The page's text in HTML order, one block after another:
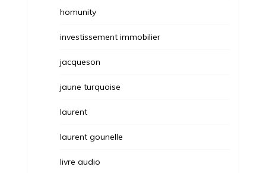
homunity
investissement immobilier
jacqueson
jaune turquoise
laurent
laurent gounelle
livre audio